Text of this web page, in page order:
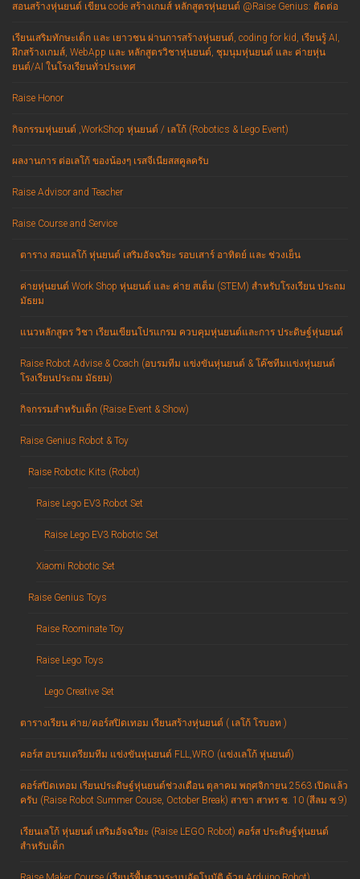
สอนสร้างหุ่นยนต์ เขียน code สร้างเกมส์ หลักสูตรหุ่นยนต์ @Raise Genius: ติดต่อ
เรียนเสริมทักษะเด็ก และ เยาวชน ผ่านการสร้างหุ่นยนต์, coding for kid, เรียนรู้ AI,
ฝึกสร้างเกมส์, WebApp และ หลักสูตรวิชาหุ่นยนต์, ชุมนุมหุ่นยนต์ และ ค่ายหุ่น
ยนต์/AI ในโรงเรียนทั่วประเทศ
Raise Honor
กิจกรรมหุ่นยนต์ ,WorkShop หุ่นยนต์ / เลโก้ (Robotics & Lego Event)
ผลงานการ ต่อเลโก้ ของน้องๆ เรสจีเนียสสคูลครับ
Raise Advisor and Teacher
Raise Course and Service
ตาราง สอนเลโก้ หุ่นยนต์ เสริมอัจฉริยะ รอบเสาร์ อาทิตย์ และ ช่วงเย็น
ค่ายหุ่นยนต์ Work Shop หุ่นยนต์ และ ค่าย สเต็ม (STEM) สำหรับโรงเรียน ประถม
มัธยม
แนวหลักสูตร วิชา เรียนเขียนโปรแกรม ควบคุมหุ่นยนต์และการ ประดิษฐ์หุ่นยนต์
Raise Robot Advise & Coach (อบรมทีม แข่งขันหุ่นยนต์ & โค๊ชทีมแข่งหุ่นยนต์
โรงเรียนประถม มัธยม)
กิจกรรมสำหรับเด็ก (Raise Event & Show)
Raise Genius Robot & Toy
Raise Robotic Kits (Robot)
Raise Lego EV3 Robot Set
Raise Lego EV3 Robotic Set
Xiaomi Robotic Set
Raise Genius Toys
Raise Roominate Toy
Raise Lego Toys
Lego Creative Set
ตารางเรียน ค่าย/คอร์สปิดเทอม เรียนสร้างหุ่นยนต์ ( เลโก้ โรบอท )
คอร์ส อบรมเตรียมทีม แข่งขันหุ่นยนต์ FLL,WRO (แข่งเลโก้ หุ่นยนต์)
คอร์สปิดเทอม เรียนประดิษฐ์หุ่นยนต์ช่วงเดือน ตุลาคม พฤศจิกายน 2563 เปิดแล้ว
ครับ (Raise Robot Summer Couse, October Break) สาขา สาทร ซ. 10 (สีลม ซ.9)
เรียนเลโก้ หุ่นยนต์ เสริมอัจฉริยะ (Raise LEGO Robot) คอร์ส ประดิษฐ์หุ่นยนต์
สำหรับเด็ก